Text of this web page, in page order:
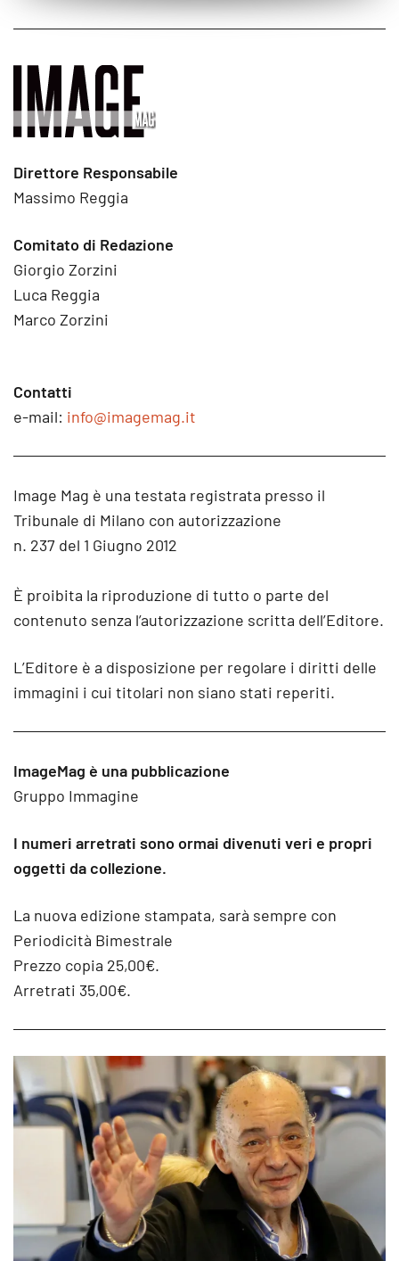
Direttore Responsabile
Massimo Reggia
Comitato di Redazione
Giorgio Zorzini
Luca Reggia
Marco Zorzini
Contatti
e-mail: info@imagemag.it
Image Mag è una testata registrata presso il
Tribunale di Milano con autorizzazione
n. 237 del 1 Giugno 2012
È proibita la riproduzione di tutto o parte del
contenuto senza l’autorizzazione scritta dell’Editore.
L’Editore è a disposizione per regolare i diritti delle
immagini i cui titolari non siano stati reperiti.
ImageMag è una pubblicazione
Gruppo Immagine
I numeri arretrati sono ormai divenuti veri e propri
oggetti da collezione.
La nuova edizione stampata, sarà sempre con
Periodicità Bimestrale
Prezzo copia 25,00€.
Arretrati 35,00€.